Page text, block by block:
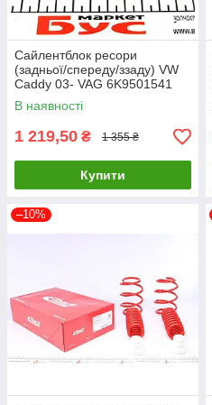
Сайлентблок ресори
(задньої/спереду/ззаду) VW
Caddy 03- VAG 6K9501541
UA61
В наявності
1 219,50 ₴ 1 355 ₴
Купити
–10%